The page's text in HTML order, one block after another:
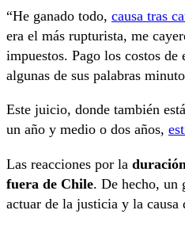
“He ganado todo, causa tras
era el más rupturista, me
impuestos. Pago los costos
algunas de sus palabras
Este juicio, donde también
un año y medio o dos años,
Las reacciones por la
fuera de Chile. De hecho, un
actuar de la justicia y la